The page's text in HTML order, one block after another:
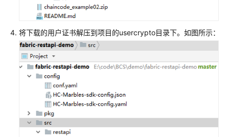
将下载的用户证书解压到项目的usercrypto目录下。如图所示：